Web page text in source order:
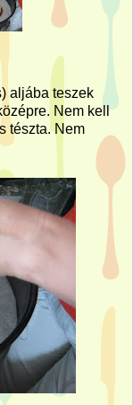
aljába teszek
Nem kell
tészta. Nem